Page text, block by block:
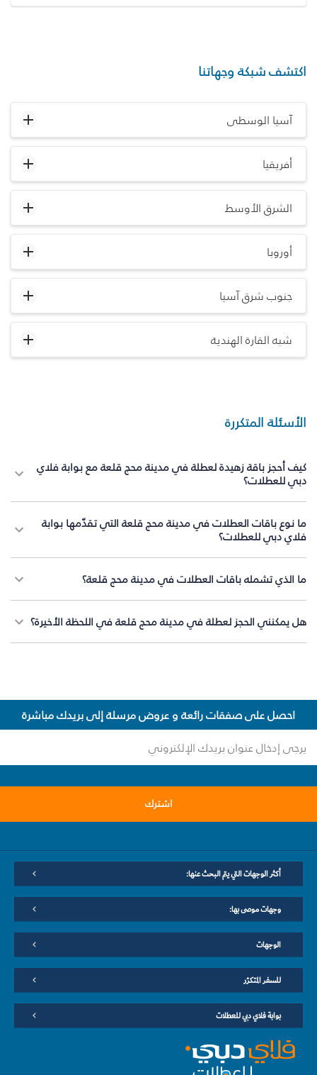
اكتشف شبكة وجهاتنا
آسيا الوسطى
أفريقيا
الشرق الأوسط
أوروبا
جنوب شرق آسيا
شبه القارة الهندية
الأسئلة المتكررة
كيف أحجز باقة زهيدة لعطلة في مدينة محج قلعة مع بوابة فلاي
دبي للعطلات؟
ما نوع باقات العطلات في مدينة محج قلعة التي تقدّمها بوابة
فلاي دبي للعطلات؟
ما الذي تشمله باقات العطلات في مدينة محج قلعة؟
هل يمكنني الحجز لعطلة في مدينة محج قلعة في اللحظة الأخيرة؟
احصل على صفقات رائعة و عروض مرسلة إلى بريدك مباشرة
اشترك
أكثر الوجهات التي يتم البحث عنها:
وجهات موصى بها:
الوجهات
للسفر المتكرّر
بوابة فلاي دبي للعطلات